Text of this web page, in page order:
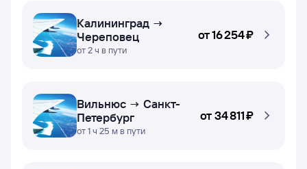
Калининград →
Череповец
от 2 ч в пути
от16 ⁠254 ⁠₽
Вильнюс → Санкт-
Петербург
от 1 ч 25 м в пути
от34 ⁠811 ⁠₽